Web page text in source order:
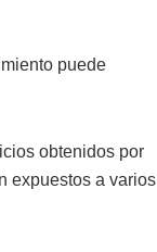
puede
obtenidos por
expuestos a varios